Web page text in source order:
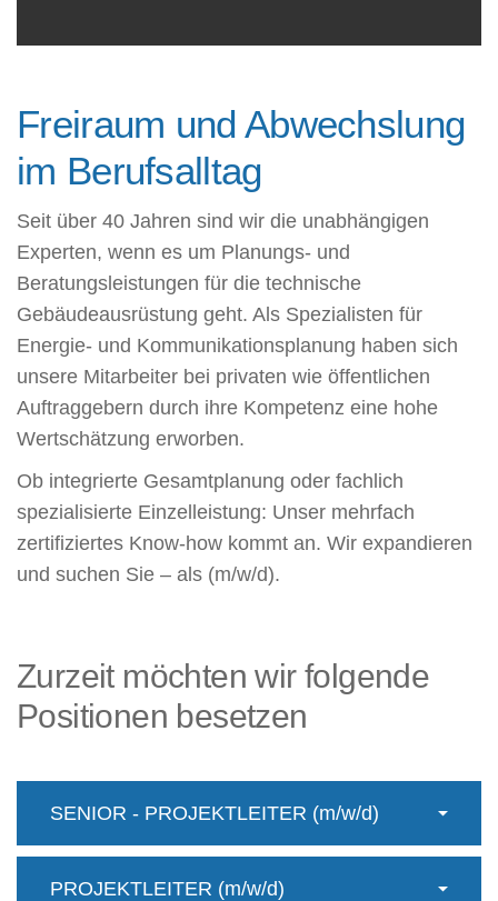
Freiraum und Abwechslung
im Berufsalltag
Seit über 40 Jahren sind wir die unabhängigen
Experten, wenn es um Planungs- und
Beratungsleistungen für die technische
Gebäudeausrüstung geht. Als Spezialisten für
Energie- und Kommunikationsplanung haben sich
unsere Mitarbeiter bei privaten wie öffentlichen
Auftraggebern durch ihre Kompetenz eine hohe
Wertschätzung erworben.
Ob integrierte Gesamtplanung oder fachlich
spezialisierte Einzelleistung: Unser mehrfach
zertifiziertes Know-how kommt an. Wir expandieren
und suchen Sie – als (m/w/d).
Zurzeit möchten wir folgende
Positionen besetzen
SENIOR - PROJEKTLEITER (m/w/d)
PROJEKTLEITER (m/w/d)